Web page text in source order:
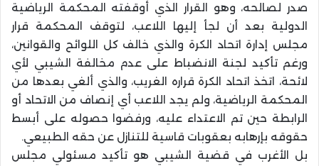
صدر لصالحه، وهو القرار الذي أوقفته المحكمة الرياضية
الدولية بعد أن لجأ إليها اللاعب، لتوقف المحكمة قرار
مجلس إدارة اتحاد الكرة والذي خالف كل اللوائح والقوانين،
ورغم تأكيد لجنة الانضباط على عدم مخالفة الشيبي لأي
لائحة، اتخذ اتحاد الكرة قراره الغريب، والذي ألغي بعدها من
المحكمة الرياضية، ولم يجد اللاعب أي إنصاف من الاتحاد أو
الرابطة حين تم الاعتداء عليه، ورفضوا حصوله على أبسط
حقوقه بإرهابه بعقوبات قاسية للتنازل عن حقه الطبيعي.
بل الأغرب في قضية الشيبي هو تأكيد مسئولي مجلس